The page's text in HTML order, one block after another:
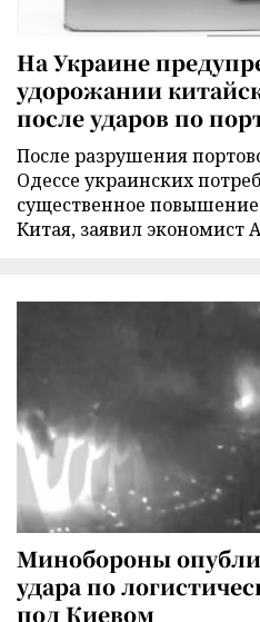
На Украине
удорожании
после ударов по
После разрушения
Одессе украинских
существенное повышение
Китая, заявил экономист
Минобороны
удара по
под Киевом